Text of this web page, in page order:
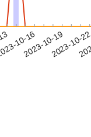
10-16
2023-10-192023-10-